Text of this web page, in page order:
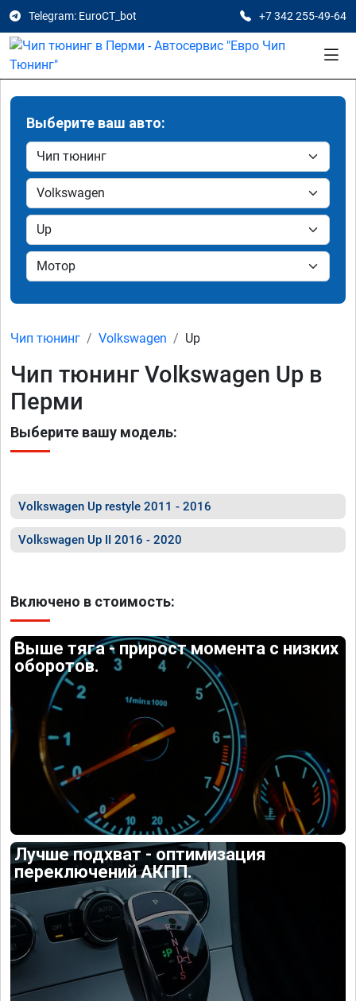
Telegram: EuroCT_bot +7 342 255-49-64
Выберите ваш авто:
Чип тюнинг Volkswagen Up
Чип тюнинг Volkswagen Up в
Перми
Выберите вашу модель:
Volkswagen Up restyle 2011 - 2016
Volkswagen Up II 2016 - 2020
Включено в стоимость:
Выше тяга - прирост момента с низких
оборотов.
Лучше подхват - оптимизация
переключений АКПП.